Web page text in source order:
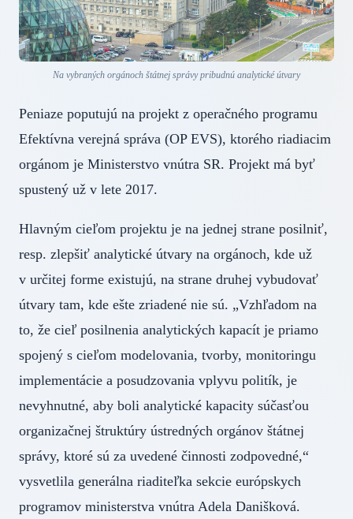
Na vybraných orgánoch štátnej správy pribudnú analytické útvary
Peniaze poputujú na projekt z operačného programu
Efektívna verejná správa (OP EVS), ktorého riadiacim
orgánom je Ministerstvo vnútra SR. Projekt má byť
spustený už v lete 2017.
Hlavným cieľom projektu je na jednej strane posilniť,
resp. zlepšiť analytické útvary na orgánoch, kde už
v určitej forme existujú, na strane druhej vybudovať
útvary tam, kde ešte zriadené nie sú. „Vzhľadom na
to, že cieľ posilnenia analytických kapacít je priamo
spojený s cieľom modelovania, tvorby, monitoringu
implementácie a posudzovania vplyvu politík, je
nevyhnutné, aby boli analytické kapacity súčasťou
organizačnej štruktúry ústredných orgánov štátnej
správy, ktoré sú za uvedené činnosti zodpovedné,“
vysvetlila generálna riaditeľka sekcie európskych
programov ministerstva vnútra Adela Danišková.